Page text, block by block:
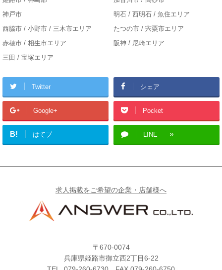
神戸市
明石 / 西明石 / 魚住エリア
西脇市 / 小野市 / 三木市エリア
たつの市 / 宍粟市エリア
赤穂市 / 相生市エリア
阪神 / 尼崎エリア
三田 / 宝塚エリア
Twitter シェア
Google+ Pocket
B! はてブ LINE
求人掲載をご希望の企業・店舗様へ
〒670-0074
兵庫県姫路市御立西2丁目6-22